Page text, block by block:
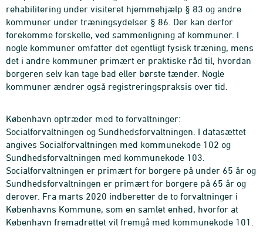
rehabilitering under visiteret hjemmehjælp § 83 og andre
kommuner under træningsydelser § 86. Der kan derfor
forekomme forskelle, ved sammenligning af kommuner. I
nogle kommuner omfatter det egentligt fysisk træning, mens
det i andre kommuner primært er praktiske råd til, hvordan
borgeren selv kan tage bad eller børste tænder. Nogle
kommuner ændrer også registreringspraksis over tid.
København optræder med to forvaltninger:
Socialforvaltningen og Sundhedsforvaltningen. I datasættet
angives Socialforvaltningen med kommunekode 102 og
Sundhedsforvaltningen med kommunekode 103.
Socialforvaltningen er primært for borgere på under 65 år og
Sundhedsforvaltningen er primært for borgere på 65 år og
derover. Fra marts 2020 indberetter de to forvaltninger i
Københavns Kommune, som en samlet enhed, hvorfor at
København fremadrettet vil fremgå med kommunekode 101.